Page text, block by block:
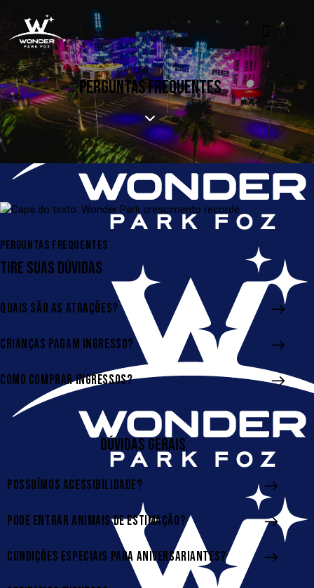
PERGUNTAS FREQUENTES
PERGUNTAS FREQUENTES
TIRE SUAS DÚVIDAS
QUAIS SÃO AS ATRAÇÕES?
CRIANÇAS PAGAM INGRESSO?
COMO COMPRAR INGRESSOS?
DÚVIDAS GERAIS
POSSUÍMOS ACESSIBILIDADE?
PODE ENTRAR ANIMAIS DE ESTIMAÇÃO?
CONDIÇÕES ESPECIAIS PARA ANIVERSARIANTES?